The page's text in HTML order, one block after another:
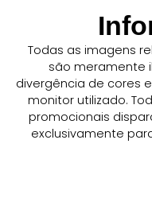
Todas as imagens
são meramente
divergência de cores
monitor utilizado.
promocionais
exclusivamente